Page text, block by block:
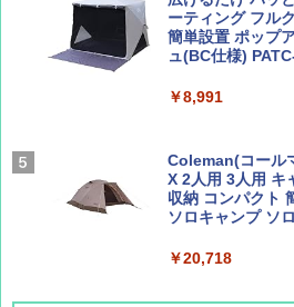
BE-PAL(ビ-パル)
SOTO ミニマル"
￥1,500
新しい日本地理
解く (講談社現代
￥1,540
ーティング フル
簡単設置 ポップ
ュ(BC仕様)
￥8,991
Coleman(コール
X 2人用 3人用 キ
収納 コンパクト
ソロキャンプ ソ
￥20,718